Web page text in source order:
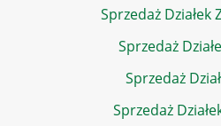
Sprzedaż Działek
Sprzedaż
Sprzedaż
Sprzedaż